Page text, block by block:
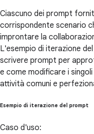
Ciascuno dei prompt
corrispondente scenario
improntare la
L'esempio di iterazione
scrivere prompt per
e come modificare i
attività comuni e
Esempio di iterazione del prompt
Caso d'uso: